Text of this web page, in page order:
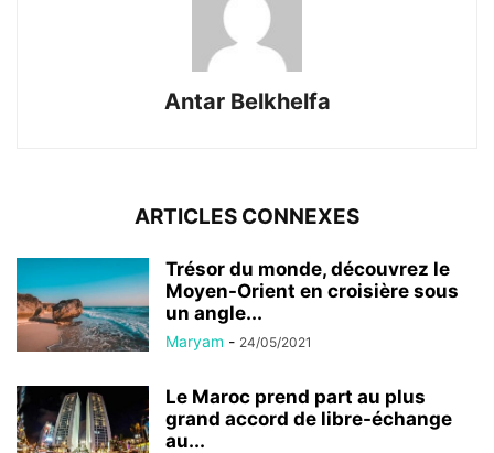
Antar Belkhelfa
ARTICLES CONNEXES
Trésor du monde, découvrez le
Moyen-Orient en croisière sous
un angle...
Maryam - 24/05/2021
Le Maroc prend part au plus
grand accord de libre-échange
au...